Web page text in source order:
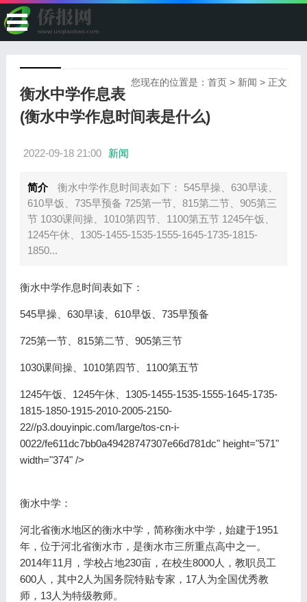
您现在的位置是：首页 > 新闻 > 正文
衡水中学作息表
(衡水中学作息时间表是什么)
2022-09-18 21:00 新闻
简介
衡水中学作息时间表如下： 545早操、630早读、
610早饭、735早预备 725第一节、815第二节、905第三
节 1030课间操、1010第四节、1100第五节 1245午饭、
1245午休、1305-1455-1535-1555-1645-1735-1815-
1850...
衡水中学作息时间表如下：
545早操、630早读、610早饭、735早预备
725第一节、815第二节、905第三节
1030课间操、1010第四节、1100第五节
1245午饭、1245午休、1305-1455-1535-1555-1645-1735-
1815-1850-1915-2010-2005-2150-
22//p3.douyinpic.com/large/tos-cn-i-
0022/fe611dc7bb0a49428747307e66d781dc" height="571"
width="374" />
衡水中学：
河北省衡水地区的衡水中学，简称衡水中学，始建于1951
年，位于河北省衡水市，是衡水市三所重点高中之一。
2014年11月，学校占地230亩，在校生8000人，教职员工
600人，其中2人为国务院特贴专家，17人为全国优秀教
师，13人为特级教师。